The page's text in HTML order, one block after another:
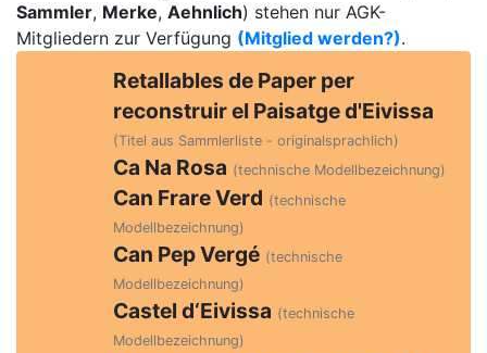
Sammler, Merke, Aehnlich) stehen nur AGK-
Mitgliedern zur Verfügung (Mitglied werden?).
Retallables de Paper per
reconstruir el Paisatge d'Eivissa
(Titel aus Sammlerliste - originalsprachlich)
Ca Na Rosa (technische Modellbezeichnung)
Can Frare Verd (technische
Modellbezeichnung)
Can Pep Vergé (technische
Modellbezeichnung)
Castel d‘Eivissa (technische
Modellbezeichnung)